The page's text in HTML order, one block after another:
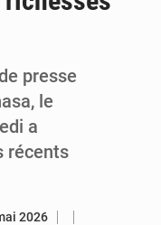
Shadary et Minaku enfin transférés à l’auditorat militaire après 200 jours d’opacité
presse
le
a
récents
2026